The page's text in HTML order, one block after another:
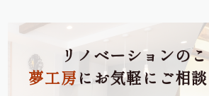
リノベーションの
夢工房にお気軽にご相